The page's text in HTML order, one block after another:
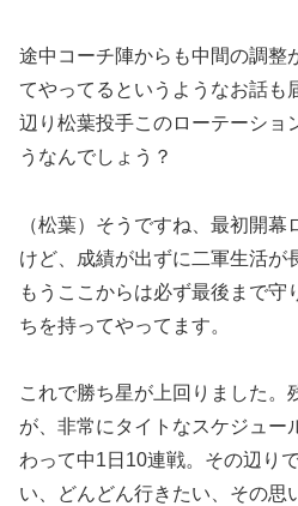
途中コーチ陣からも中間の調整
てやってるというようなお話も
辺り松葉投手このローテーショ
うなんでしょう？
（松葉）そうですね、最初開
けど、成績が出ずに二軍生活が
もうここからは必ず最後まで守
ちを持ってやってます。
これで勝ち星が上回りました。
が、非常にタイトなスケジュー
わって中1日10連戦。その辺り
い、どんどん行きたい、その思